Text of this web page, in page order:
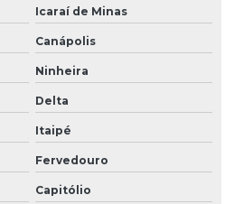
Icaraí de Minas
Canápolis
Ninheira
Delta
Itaipé
Fervedouro
Capitólio